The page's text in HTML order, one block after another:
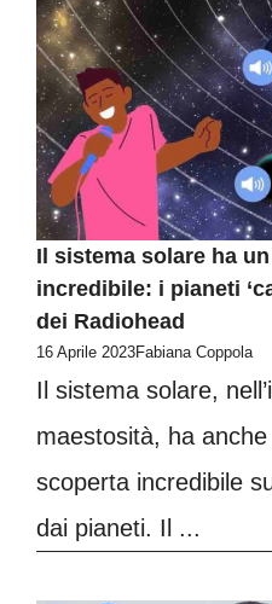
Il sistema solare ha
incredibile: i pianeti
dei Radiohead
16 Aprile 2023Fabiana Coppola
Il sistema solare,
maestosità, ha
scoperta incredibile
dai pianeti. Il ...